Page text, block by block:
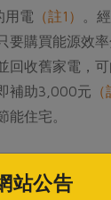
用電 （註1）
。
要購買能源效
回收舊家電，
補助3,000元
能住宅。
、節能、推動再
站公告